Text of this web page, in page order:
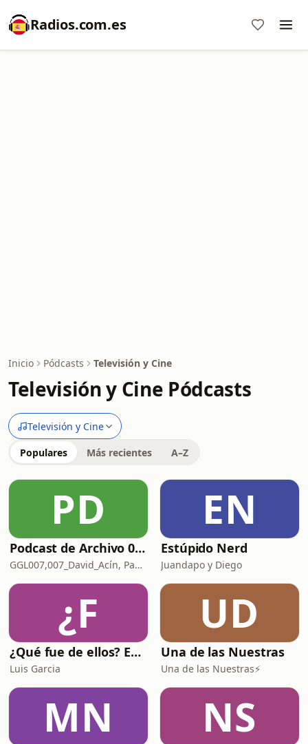
Radios.com.es
Inicio Pódcasts Televisión y Cine
Televisión y Cine Pódcasts
Televisión y Cine
Populares Más recientes A–Z
PD
Podcast de Archivo 007
GGL007,007_David_Acín, Pablo_Ortega, 58, AlbertoBond y Claalc
EN
Estúpido Nerd
Juandapo y Diego
¿F
¿Qué fue de ellos? En la última fila
Luis Garcia
UD
Una de las Nuestras
Una de las Nuestras⚡️
MN NS